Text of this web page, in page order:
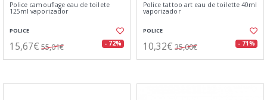
Police camouflage eau de toilete
125ml vaporizador
POLICE
15,67€ 55,01€ - 72%
Police tattoo art eau de toilette 40ml
vaporizador
POLICE
10,32€ 35,00€ - 71%